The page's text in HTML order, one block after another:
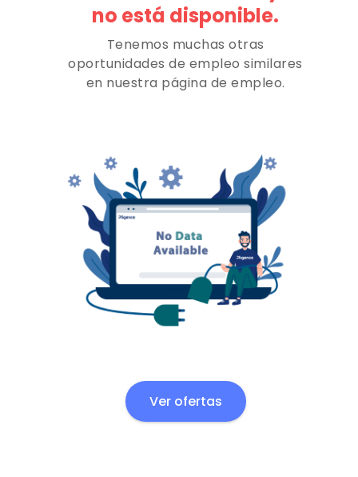
no está disponible.
Tenemos muchas otras
oportunidades de empleo similares
en nuestra página de empleo.
Ver ofertas